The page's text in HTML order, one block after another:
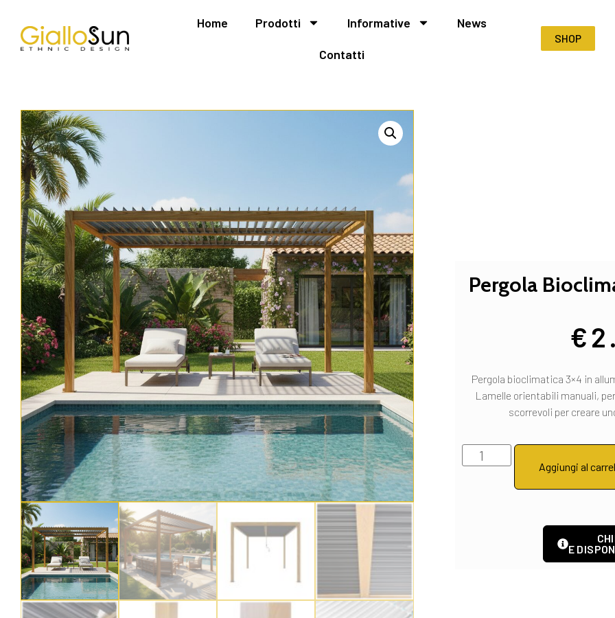
Home Prodotti Informative News
Contatti
SHOP
Pergola
€
Pergola bioclimatica 3×4 in
Lamelle orientabili manuali,
scorrevoli per creare
Aggiungi al
E